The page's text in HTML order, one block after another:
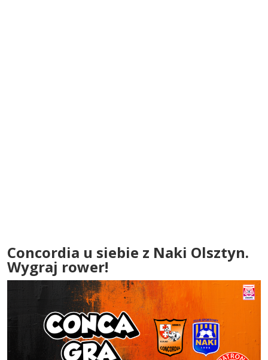
Concordia u siebie z Naki Olsztyn.
Wygraj rower!